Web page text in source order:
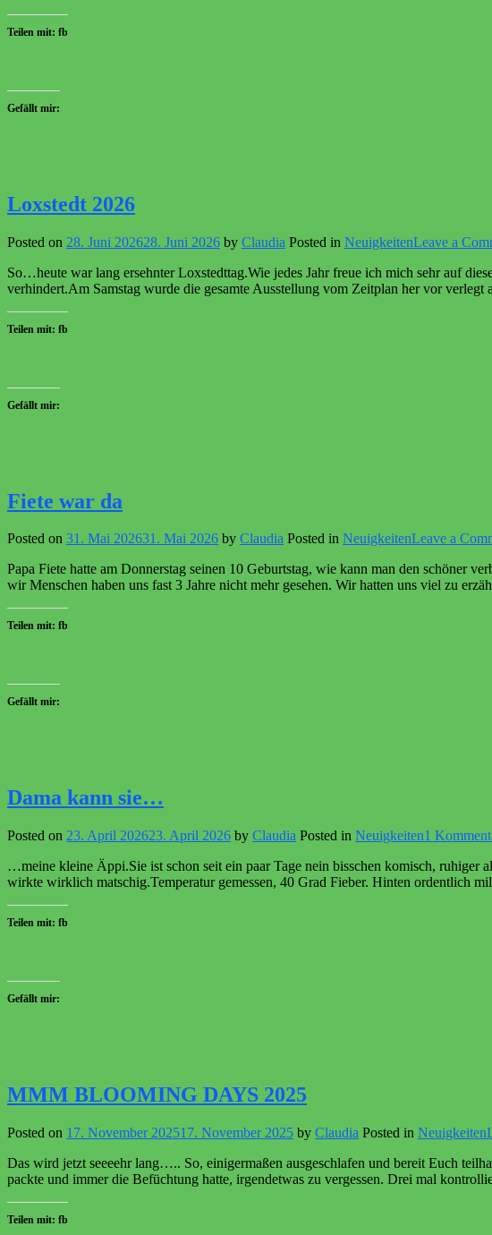
Teilen mit: fb
Gefällt mir:
Loxstedt 2026
Posted on 28. Juni 202628. Juni 2026 by Claudia Posted in NeuigkeitenLeave a
So…heute war lang ersehnter Loxstedttag.Wie jedes Jahr freue ich mich sehr auf
verhindert.Am Samstag wurde die gesamte Ausstellung vom Zeitplan her vor
Teilen mit: fb
Gefällt mir:
Fiete war da
Posted on 31. Mai 202631. Mai 2026 by Claudia Posted in NeuigkeitenLeave a
Papa Fiete hatte am Donnerstag seinen 10 Geburtstag, wie kann man den schöner
wir Menschen haben uns fast 3 Jahre nicht mehr gesehen. Wir hatten uns viel zu
Teilen mit: fb
Gefällt mir:
Dama kann sie…
Posted on 23. April 202623. April 2026 by Claudia Posted in Neuigkeiten1
…meine kleine Äppi.Sie ist schon seit ein paar Tage nein bisschen komisch,
wirkte wirklich matschig.Temperatur gemessen, 40 Grad Fieber. Hinten ordentlich
Teilen mit: fb
Gefällt mir:
MMM BLOOMING DAYS 2025
Posted on 17. November 202517. November 2025 by Claudia Posted in Neuigkeiten
Das wird jetzt seeeehr lang….. So, einigermaßen ausgeschlafen und bereit Euch
packte und immer die Befüchtung hatte, irgendetwas zu vergessen. Drei mal
Teilen mit: fb